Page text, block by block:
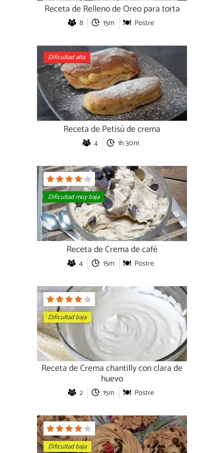
Receta de Relleno de Oreo para torta
8 15m Postre
Dificultad alta
Receta de Petisú de crema
4 1h 30m
Dificultad muy baja
Receta de Crema de café
4 15m Postre
Dificultad baja
Receta de Crema chantilly con clara de
huevo
2 15m Postre
Dificultad baja